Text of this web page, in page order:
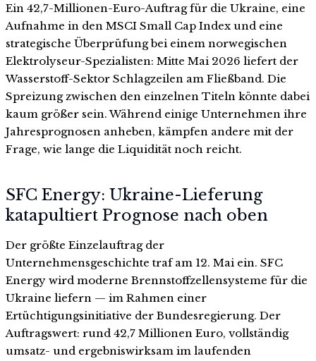
Ein 42,7-Millionen-Euro-Auftrag für die Ukraine, eine
Aufnahme in den MSCI Small Cap Index und eine
strategische Überprüfung bei einem norwegischen
Elektrolyseur-Spezialisten: Mitte Mai 2026 liefert der
Wasserstoff-Sektor Schlagzeilen am Fließband. Die
Spreizung zwischen den einzelnen Titeln könnte dabei
kaum größer sein. Während einige Unternehmen ihre
Jahresprognosen anheben, kämpfen andere mit der
Frage, wie lange die Liquidität noch reicht.
SFC Energy: Ukraine-Lieferung
katapultiert Prognose nach oben
Der größte Einzelauftrag der
Unternehmensgeschichte traf am 12. Mai ein. SFC
Energy wird moderne Brennstoffzellensysteme für die
Ukraine liefern — im Rahmen einer
Ertüchtigungsinitiative der Bundesregierung. Der
Auftragswert: rund 42,7 Millionen Euro, vollständig
umsatz- und ergebniswirksam im laufenden